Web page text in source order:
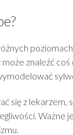
znaleźć
z lekarzem,
Ważne